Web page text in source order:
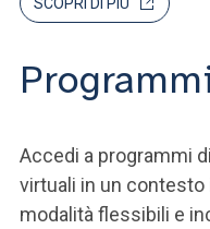
Accedi a programmi
virtuali in un contesto
modalità flessibili e